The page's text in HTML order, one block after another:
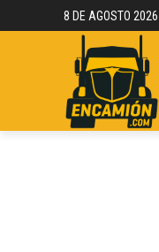
8 DE AGOSTO 2026